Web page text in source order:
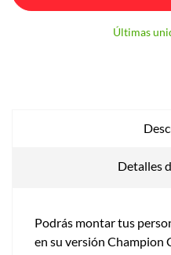
Últimas
Detalles
Podrás montar tus
en su versión Champion